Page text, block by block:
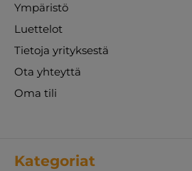
Ympäristö
Luettelot
Tietoja yrityksestä
Ota yhteyttä
Oma tili
Kategoriat